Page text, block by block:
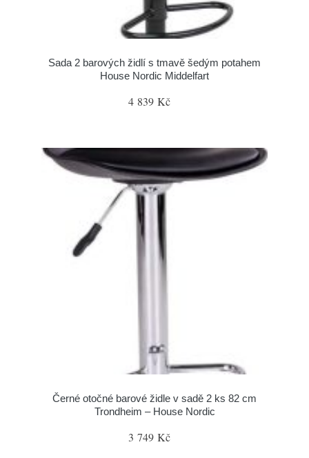
Sada 2 barových židlí s tmavě šedým potahem
House Nordic Middelfart
4 839 Kč
Černé otočné barové židle v sadě 2 ks 82 cm
Trondheim – House Nordic
3 749 Kč